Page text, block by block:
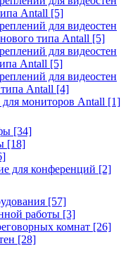
Antall [5]
для видеостен
типа Antall [5]
для видеостен
Antall [5]
для видеостен
Antall [4]
мониторов Antall [1]
[34]
[18]
для конференций [2]
[57]
работы [3]
комнат [26]
[28]